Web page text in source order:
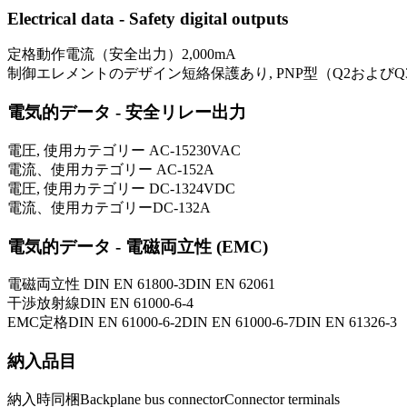
Electrical data - Safety digital outputs
定格動作電流（安全出力） 2,000mA
制御エレメントのデザイン短絡保護あり, PNP型（Q2および
電気的データ - 安全リレー出力
電圧, 使用カテゴリー AC-15230VAC
電流、使用カテゴリー AC-152A
電圧, 使用カテゴリー DC-1324VDC
電流、使用カテゴリーDC-132A
電気的データ - 電磁両立性 (EMC)
電磁両立性 DIN EN 61800-3DIN EN 62061
干渉放射線DIN EN 61000-6-4
EMC定格DIN EN 61000-6-2DIN EN 61000-6-7DIN EN 61326-3
納入品目
納入時同梱Backplane bus connectorConnector terminals